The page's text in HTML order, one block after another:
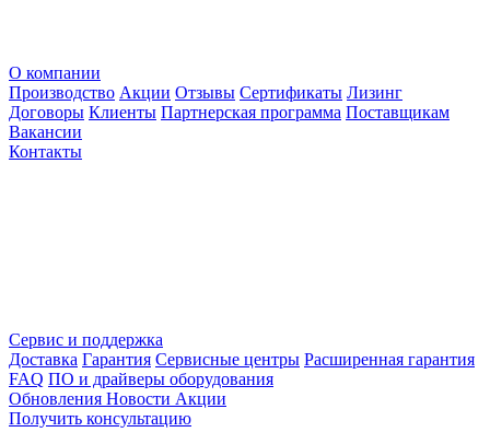
О компании
Производство Акции Отзывы Сертификаты Лизинг
Договоры Клиенты Партнерская программа Поставщикам
Вакансии
Контакты
Сервис и поддержка
Доставка Гарантия Сервисные центры Расширенная гарантия
FAQ ПО и драйверы оборудования
Обновления Новости Акции
Получить консультацию